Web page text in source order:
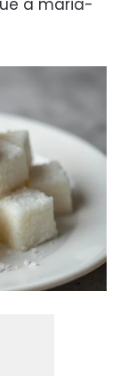
a maria-